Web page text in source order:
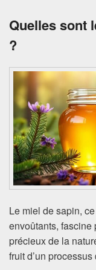
Quelles sont
?
Le miel de sapin,
envoûtants, fascine
précieux de la
fruit d’un